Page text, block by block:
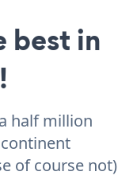
best in
half million
of course not)